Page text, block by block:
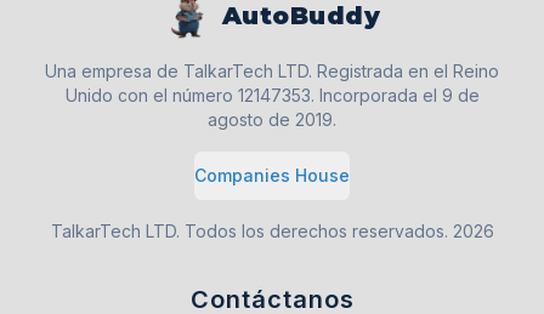
AutoBuddy
Una empresa de TalkarTech LTD. Registrada en el Reino
Unido con el número 12147353. Incorporada el 9 de
agosto de 2019.
Companies House
TalkarTech LTD. Todos los derechos reservados. 2026
Contáctanos